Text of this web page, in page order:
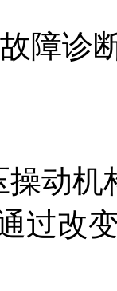
障诊
动机
过改